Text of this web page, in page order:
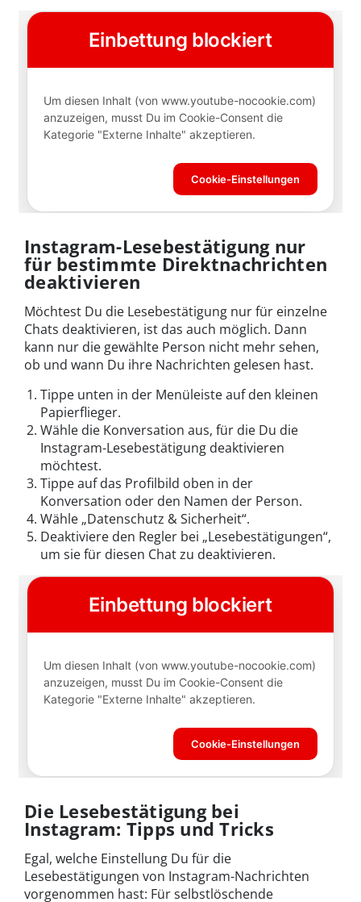
Instagram-Lesebestätigung nur
für bestimmte Direktnachrichten
deaktivieren
Möchtest Du die Lesebestätigung nur für einzelne
Chats deaktivieren, ist das auch möglich. Dann
kann nur die gewählte Person nicht mehr sehen,
ob und wann Du ihre Nachrichten gelesen hast.
Tippe unten in der Menüleiste auf den kleinen
Papierflieger.
Wähle die Konversation aus, für die Du die
Instagram-Lesebestätigung deaktivieren
möchtest.
Tippe auf das Profilbild oben in der
Konversation oder den Namen der Person.
Wähle „Datenschutz & Sicherheit“.
Deaktiviere den Regler bei „Lesebestätigungen“,
um sie für diesen Chat zu deaktivieren.
Die Lesebestätigung bei
Instagram: Tipps und Tricks
Egal, welche Einstellung Du für die
Lesebestätigungen von Instagram-Nachrichten
vorgenommen hast: Für selbstlöschende